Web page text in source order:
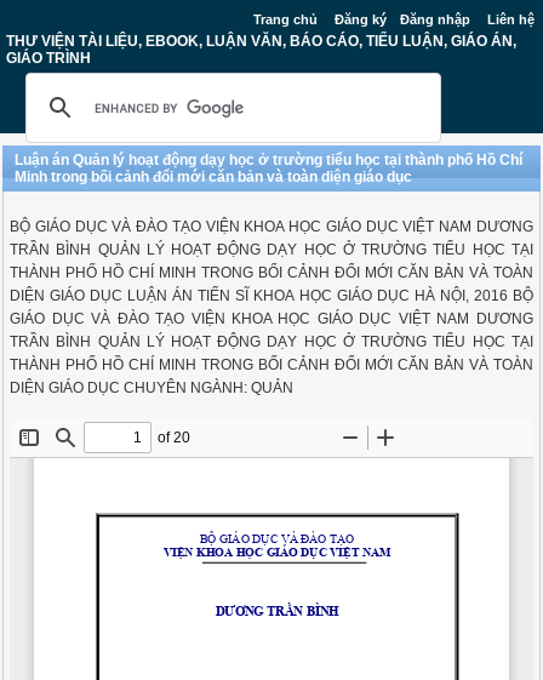
Trang chủ Đăng ký Đăng nhập Liên hệ
THƯ VIỆN TÀI LIỆU, EBOOK, LUẬN VĂN, BÁO CÁO, TIỂU LUẬN, GIÁO ÁN,
GIÁO TRÌNH
Luận án Quản lý hoạt động dạy học ở trường tiểu học tại thành phố Hồ Chí
Minh trong bối cảnh đổi mới căn bản và toàn diện giáo dục
BỘ GIÁO DỤC VÀ ĐÀO TẠO VIỆN KHOA HỌC GIÁO DỤC VIỆT NAM DƯƠNG
TRẦN BÌNH QUẢN LÝ HOẠT ĐỘNG DẠY HỌC Ở TRƯỜNG TIỂU HỌC TẠI
THÀNH PHỐ HỒ CHÍ MINH TRONG BỐI CẢNH ĐỔI MỚI CĂN BẢN VÀ TOÀN
DIỆN GIÁO DỤC LUẬN ÁN TIẾN SĨ KHOA HỌC GIÁO DỤC HÀ NỘI, 2016 BỘ
GIÁO DỤC VÀ ĐÀO TẠO VIỆN KHOA HỌC GIÁO DỤC VIỆT NAM DƯƠNG
TRẦN BÌNH QUẢN LÝ HOẠT ĐỘNG DẠY HỌC Ở TRƯỜNG TIỂU HỌC TẠI
THÀNH PHỐ HỒ CHÍ MINH TRONG BỐI CẢNH ĐỔI MỚI CĂN BẢN VÀ TOÀN
DIỆN GIÁO DỤC CHUYÊN NGÀNH: QUẢN